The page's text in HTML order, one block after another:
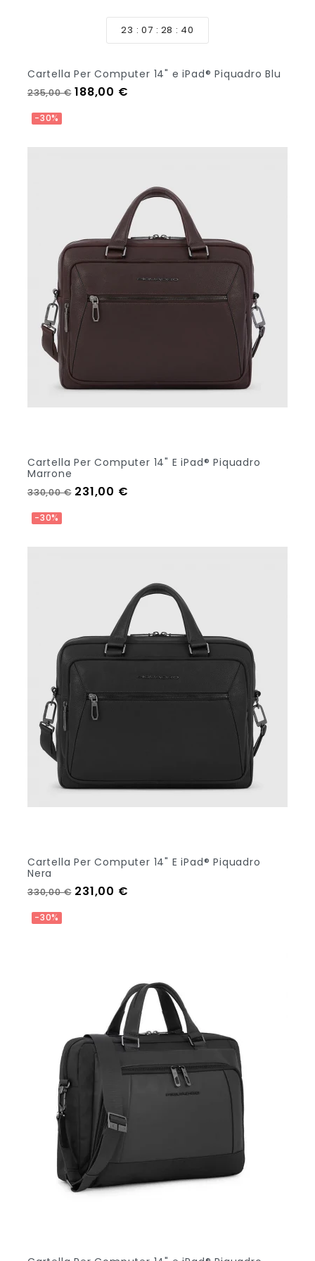
23 07 28 39
Cartella Per Computer 14" e iPad® Piquadro Blu
Prezzo regolare
235,00 € Prezzo
188,00 €
-30%
Cartella Per Computer 14" E iPad® Piquadro
Marrone
Prezzo regolare
330,00 € Prezzo
231,00 €
-30%
Cartella Per Computer 14" E iPad® Piquadro
Nera
Prezzo regolare
330,00 € Prezzo
231,00 €
-30%